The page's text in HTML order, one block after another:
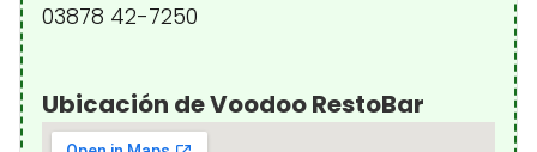
03878 42-7250
Ubicación de Voodoo RestoBar